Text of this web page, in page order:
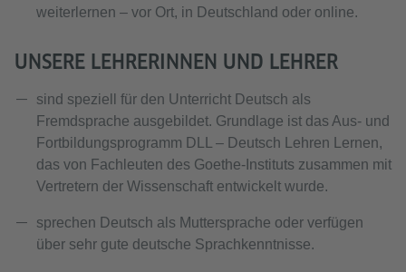
weiterlernen – vor Ort, in Deutschland oder online.
UNSERE LEHRERINNEN UND LEHRER
sind speziell für den Unterricht Deutsch als
Fremdsprache ausgebildet. Grundlage ist das Aus- und
Fortbildungsprogramm DLL – Deutsch Lehren Lernen,
das von Fachleuten des Goethe-Instituts zusammen mit
Vertretern der Wissenschaft entwickelt wurde.
sprechen Deutsch als Muttersprache oder verfügen
über sehr gute deutsche Sprachkenntnisse.